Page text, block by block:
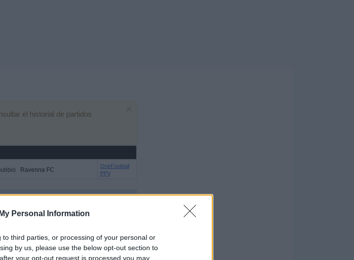
Personal Information
third parties, or processing of your personal or
by us, please use the below opt-out section to
your opt-out request is processed you may
el historial de partidos
Ravenna FC
OneFootball
PPV